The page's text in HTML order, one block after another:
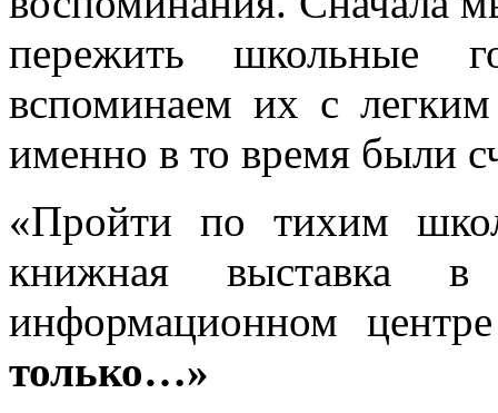
пережить
вспоминаем их с
именно в то время были
«Пройти по тихим
книжная выставка в
информационном
только…»